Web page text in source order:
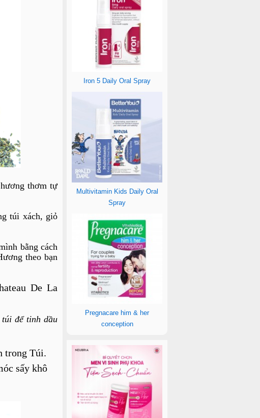
thơm tự
túi xách, giỏ
bằng cách
theo bạn
De La
để tinh dầu
trong Túi.
sấy khô
Iron 5 Daily Oral Spray
Multivitamin Kids Daily Oral
Spray
Pregnacare him & her
conception